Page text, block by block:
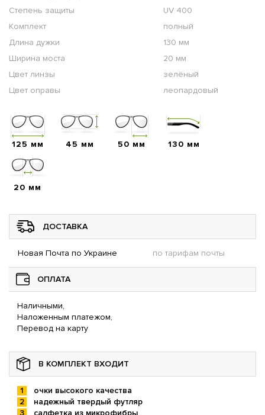
Степень защиты
UV 400
Комплект
полный
Длина дужки
130 мм
Ширина моста
20 мм
Цвет линзы
зелёный
Цвет оправы
леопардовый
125 мм 45 мм 50 мм 130 мм
20 мм
ДОСТАВКА
Новая Почта по Украине по тарифам почты
ОПЛАТА
Наличными,
Наложенным платежом,
Перевод на карту
В КОМПЛЕКТ ВХОДИТ
очки высокого качества
надежный твердый футляр
салфетка из микрофибры